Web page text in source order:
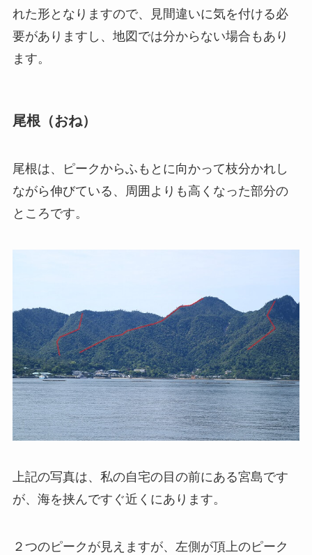
れた形となりますので、見間違いに気を付ける必
要がありますし、地図では分からない場合もあり
ます。
尾根（おね）
尾根は、ピークからふもとに向かって枝分かれし
ながら伸びている、周囲よりも高くなった部分の
ところです。
上記の写真は、私の自宅の目の前にある宮島です
が、海を挟んですぐ近くにあります。
２つのピークが見えますが、左側が頂上のピーク